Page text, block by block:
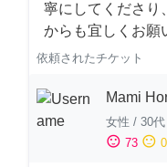
寧にしてくださり
からも宜しくお願
依頼されたチケット
Mami
女性 / 30代
sentiment_satisfied 73 sentiment_neutral 0